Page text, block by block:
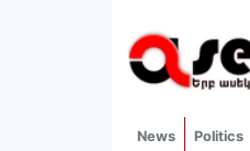
News Politics